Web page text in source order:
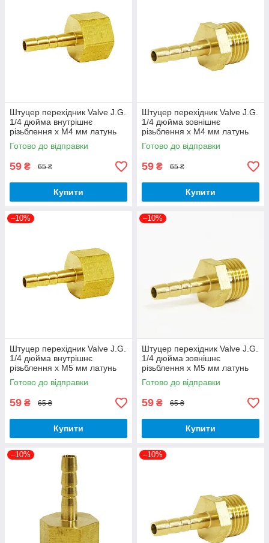
Штуцер перехідник Valve J.G.
1/4 дюйма внутрішнє
різьблення х М4 мм латунь
Готово до відправки
59 ₴ 65 ₴
Купити
Штуцер перехідник Valve J.G.
1/4 дюйма зовнішнє
різьблення х М4 мм латунь
Готово до відправки
59 ₴ 65 ₴
Купити
–10%
Штуцер перехідник Valve J.G.
1/4 дюйма внутрішнє
різьблення х М5 мм латунь
Готово до відправки
59 ₴ 65 ₴
Купити
–10%
Штуцер перехідник Valve J.G.
1/4 дюйма зовнішнє
різьблення х М5 мм латунь
Готово до відправки
59 ₴ 65 ₴
Купити
–10% –10%